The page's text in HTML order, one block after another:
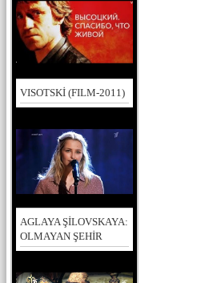
VISOTSKİ (FILM-2011)
AGLAYA ŞİLOVSKAYA:
OLMAYAN ŞEHİR